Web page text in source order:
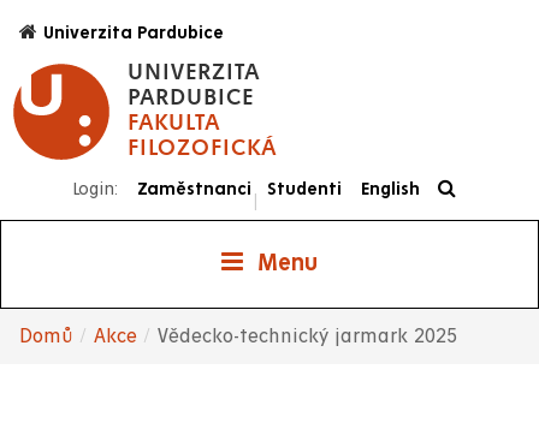
hlavnímu
obsahu
UNIVERZITA
PARDUBICE
FAKULTA
FILOZOFICKÁ
Univerzita Pardubice
Login: Zaměstnanci
|
Studenti English
Menu
Domů Akce Vědecko-technický jarmark 2025